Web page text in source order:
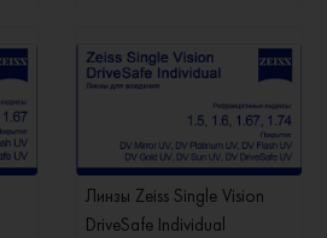
Линзы Zeiss Single Vision
DriveSafe Individual